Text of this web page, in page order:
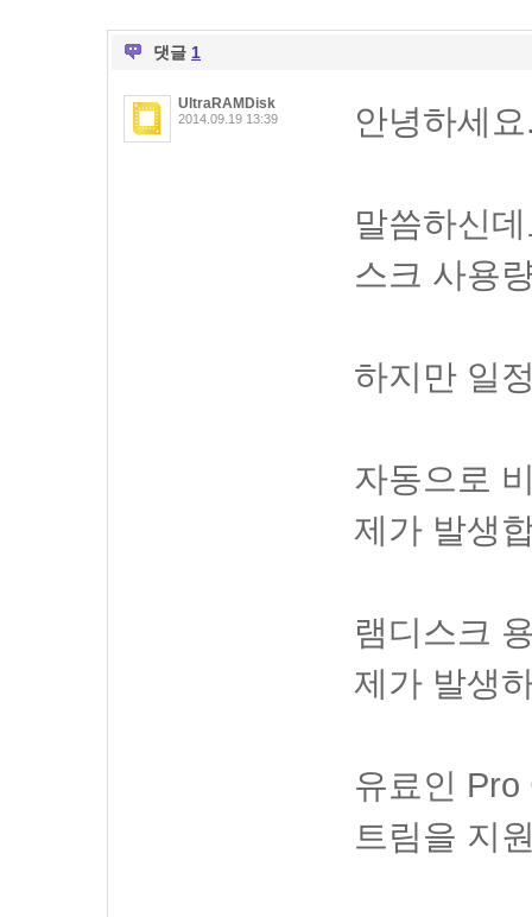
댓글 1
UltraRAMDisk
2014.09.19 13:39 안녕하세
말씀하신
스크 사용
하지만 일
자동으로
제가 발생
램디스크
제가 발생
유료인
트림을 지